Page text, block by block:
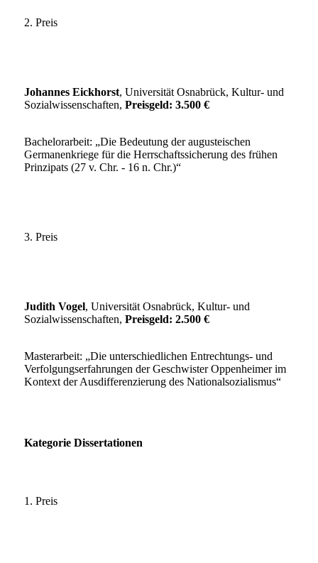
2. Preis
Johannes Eickhorst, Universität Osnabrück, Kultur- und
Sozialwissenschaften, Preisgeld: 3.500 €
Bachelorarbeit: „Die Bedeutung der augusteischen
Germanenkriege für die Herrschaftssicherung des frühen
Prinzipats (27 v. Chr. - 16 n. Chr.)“
3. Preis
Judith Vogel, Universität Osnabrück, Kultur- und
Sozialwissenschaften, Preisgeld: 2.500 €
Masterarbeit: „Die unterschiedlichen Entrechtungs- und
Verfolgungserfahrungen der Geschwister Oppenheimer im
Kontext der Ausdifferenzierung des Nationalsozialismus“
Kategorie Dissertationen
1. Preis